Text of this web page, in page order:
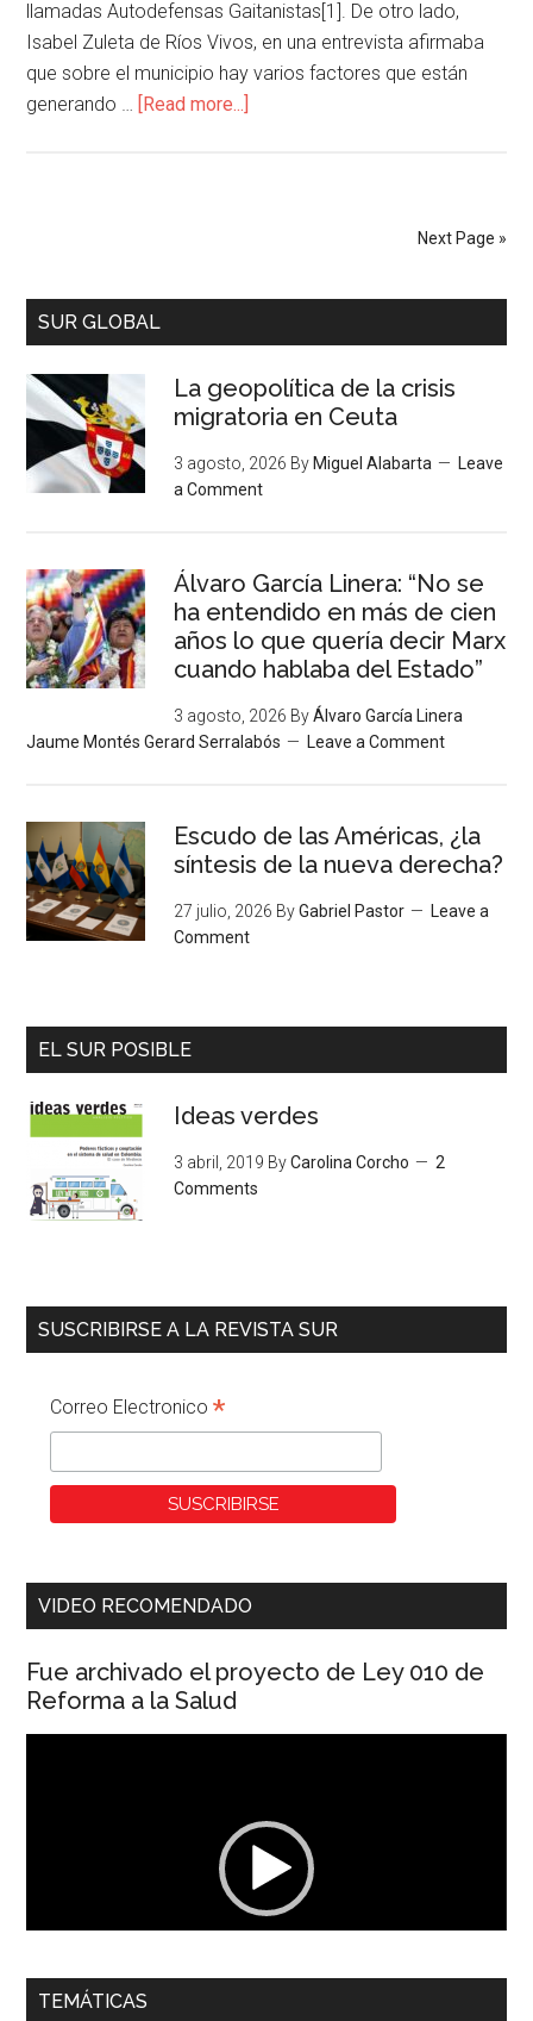
llamadas Autodefensas Gaitanistas[1]. De otro lado,
Isabel Zuleta de Ríos Vivos, en una entrevista afirmaba
que sobre el municipio hay varios factores que están
generando … [Read more...]
Next Page »
SUR GLOBAL
La geopolítica de la crisis
migratoria en Ceuta
3 agosto, 2026 By Miguel Alabarta
Leave
a Comment
Álvaro García Linera: “No se
ha entendido en más de cien
años lo que quería decir Marx
cuando hablaba del Estado”
3 agosto, 2026 ByÁlvaro García Linera
Jaume Montés Gerard Serralabós
Leave a Comment
Escudo de las Américas, ¿la
síntesis de la nueva derecha?
27 julio, 2026 ByGabriel Pastor
Leave a
Comment
EL SUR POSIBLE
Ideas verdes
3 abril, 2019 ByCarolina Corcho
2
Comments
SUSCRIBIRSE A LA REVISTA SUR
Correo Electronico*
VIDEO RECOMENDADO
Fue archivado el proyecto de Ley 010 de
Reforma a la Salud
00:00 01:04
TEMÁTICAS